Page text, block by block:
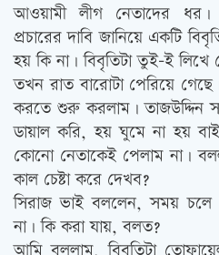
আওয়ামী লীগ নেতাদের ধর।
প্রচারের দাবি জানিয়ে একটি
হয় কি না। বিবৃতিটা তুই-ই
তখন রাত বারোটা পেরিয়ে
করতে শুরু করলাম। তাজউদ্দিন
ডায়াল করি, হয় ঘুমে না হয়
কোনো নেতাকেই পেলাম না।
কাল চেষ্টা করে দেখব?
সিরাজ ভাই বললেন, সময় চলে
না। কি করা যায়, বলত?